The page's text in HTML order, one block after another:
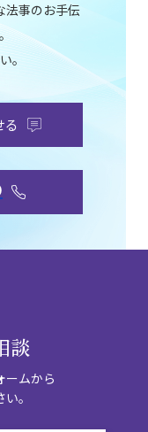
法事のお手伝
。
談
ームから
。